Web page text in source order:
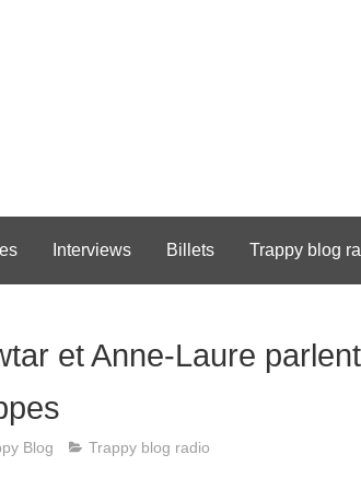
Interviews Billets Trappy blog
et Anne-Laure
Blog Trappy blog radio